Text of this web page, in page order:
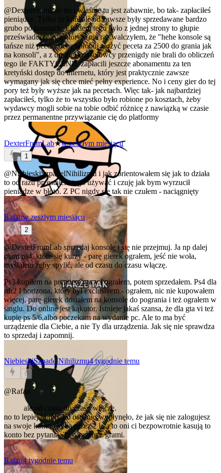
@DexterFromLab
no i właśnie tu jest zabawnie, bo tak- zapłaciłeś
pieniądze. Tylko że konsole od zawsze były sprzedawane bardzo
grubo po kosztach. Efektem tego było z jednej strony to głupie
przeświadczenie, z którym nie raz walczyłem, że "hehe konsole są
tańsze niż pecety hehe spróbuj złożyć peceta za 2500 do grania jak
na konsoli", a z drugiej konsolowcy przenigdy nie brali do obliczeń
tego ile FAKTYCZNIE zapłacili jeszcze abonamentu za ten
kretyński dostęp do internetu, który jest praktycznie zawsze
wymagany jak się chce mieć pełny experience. No i ceny gier do tej
pory też były wyższe jak na pecetach. Więc tak- jak najbardziej
zapłaciłeś, tylko że to wszystko było robione po kosztach, żeby
wydawcy mogli sobie na tobie odbić różnicę z nawiązką w czasie
przez permanentne przywiązanie cię do platformy
DexterFromLab★w zeszłym miesiącu
1
@NiebieskiSzpadelNihilizmu i jak zorientowałem się jak to działa
to od razu przestałem tego używać i czuję jak bym wyrzucił
pieniądze w błoto. Z PC nigdy się tak nie czułem - naciągnięty
Rafauw zeszłym miesiącu
2
@DexterFromLab sprzedaj konsolę i się nie przejmuj. Ja np dalej
mam ps4, które się kurzy - parę gierek ograłem, jeść nie woła,
myślałem żeby spylić, ale od czasu do czasu włączę.
Ps3 kupiłem na premierę gta v I ograłem, potem sprzedałem. Ps4 dla
rdr2 I horizona, który był exclusivem - ograłem, nic nie kupowałem
więcej, parę gierek dostałem na konsole do pogrania i też ograłem w
singlu. Do online jest kąkutor. Istnieje jakaś szansa, że dla gta vi też
kupię ps 5/6,albo poczekam na wydanie pc. Ale to ma być
urządzenie dla Ciebie, a nie Ty dla urządzenia. Jak się nie sprawdza
to sprzedaj i zapomnij.
NiebieskiSzpadelNihilizmu4 tygodnie temu
0
@Rafau
ale od czasu do czasu włączę.
no to lepiej to rób, bo ostatnio wypłynęło, że jak się nie zalogujesz
na swoje konto chyba przez 2 lata to oni ci bezpowrotnie kasują to
konto bez pytania. Tak, razem z grami.
Rafau4 tygodnie temu